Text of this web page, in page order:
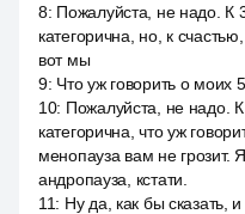
8: Пожалуйста, не надо. К
категорична, но, к
вот мы
9: Что уж говорить о моих
10: Пожалуйста, не надо.
категорична, что уж
менопауза вам не грозит.
андропауза, кстати.
11: Ну да, как бы сказать,